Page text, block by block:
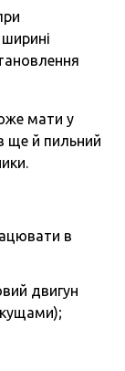
мати у
ще й пильний
в
двигун